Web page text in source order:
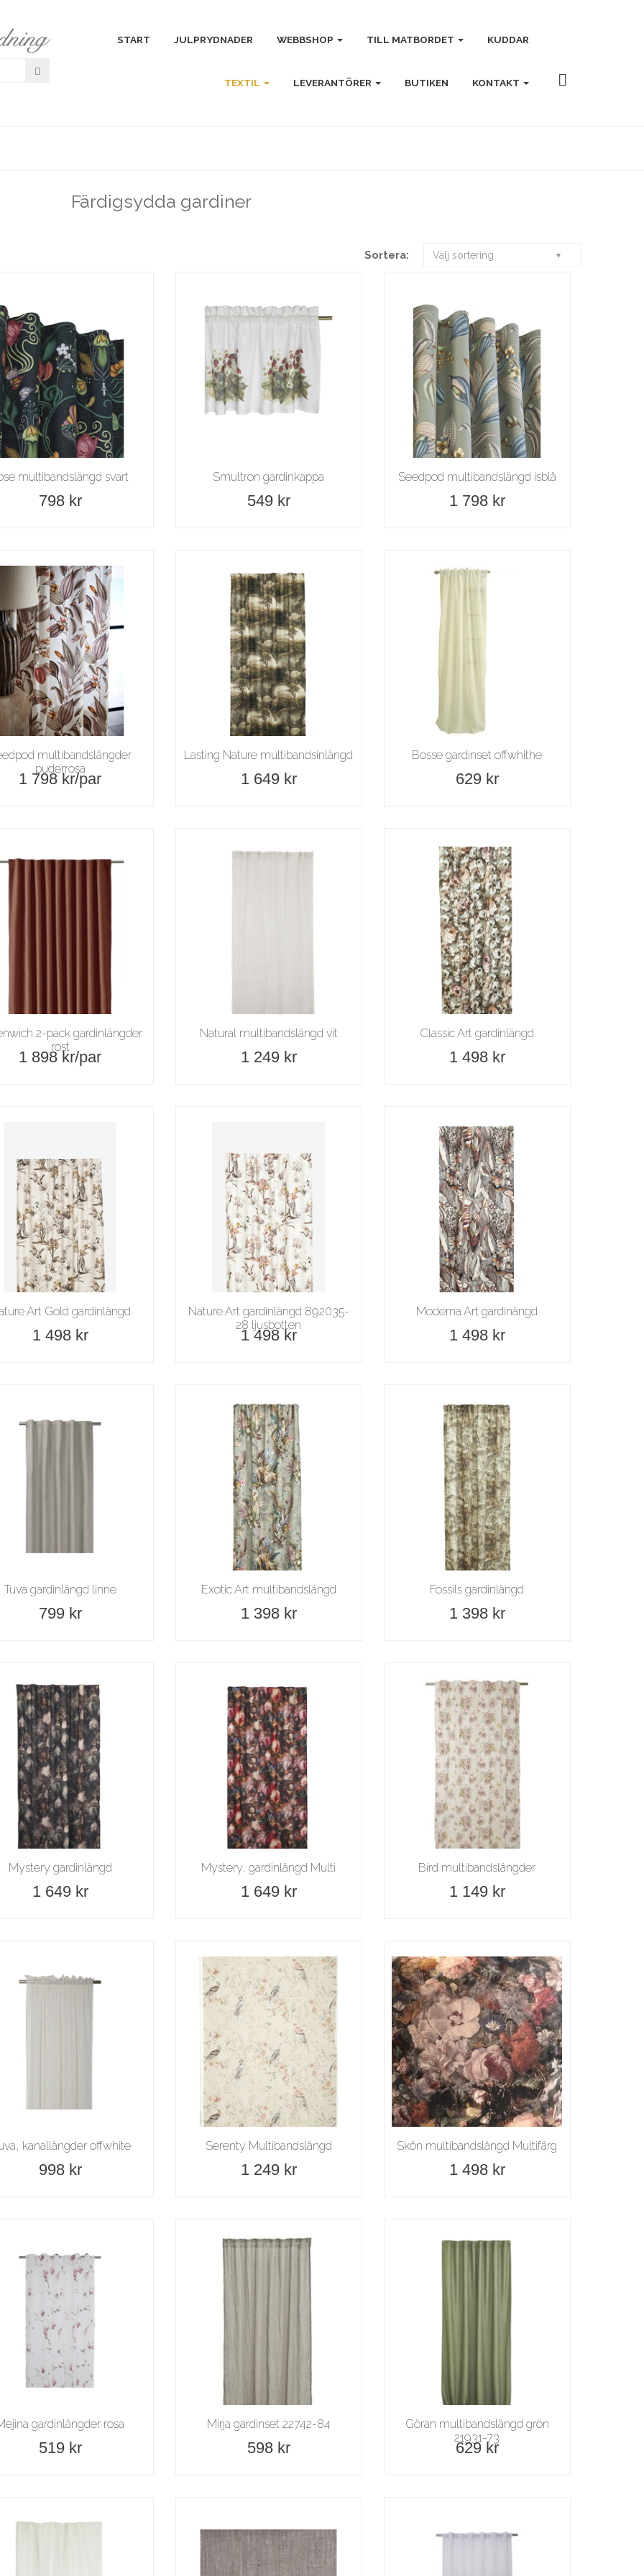
START JULPRYDNADER WEBBSHOP TILL MATBORDET KUDDAR
TEXTIL LEVERANTÖRER BUTIKEN KONTAKT
Färdigsydda gardiner
Välj sortering
Sortera:
multibandslängd svart
798 kr
Smultron gardinkappa
549 kr
Seedpod multibandslängd isblå
1 798 kr
multibandslängder
puderrosa
1 798 kr/par
Lasting Nature multibandsinlängd
1 649 kr
Bosse gardinset offwhithe
629 kr
2-pack gardinlängder
rost
1 898 kr/par
Natural multibandslängd vit
1 249 kr
Classic Art gardinlängd
1 498 kr
Art Gold gardinlängd
1 498 kr
Nature Art gardinlängd 892035-
28 ljusbotten
1 498 kr
Moderna Art gardinängd
1 498 kr
Tuva gardinlängd linne
799 kr
Exotic Art multibandslängd
1 398 kr
Fossils gardinlängd
1 398 kr
Mystery gardinlängd
1 649 kr
Mystery, gardinlängd Multi
1 649 kr
Bird multibandslängder
1 149 kr
kanallängder offwhite
998 kr
Serenty Multibandslängd
1 249 kr
Skön multibandslängd Multifärg
1 498 kr
gardinlängder rosa
519 kr
Mirja gardinset 22742-84
598 kr
Göran multibandslängd grön
21931-73
629 kr